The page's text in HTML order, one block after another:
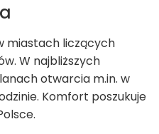
miastach liczących
W najbliższych
otwarcia m.in. w
Komfort poszukuje